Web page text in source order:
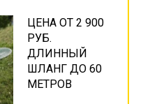
ЦЕНА ОТ 2 900
РУБ.
ДЛИННЫЙ
ШЛАНГ ДО 60
МЕТРОВ